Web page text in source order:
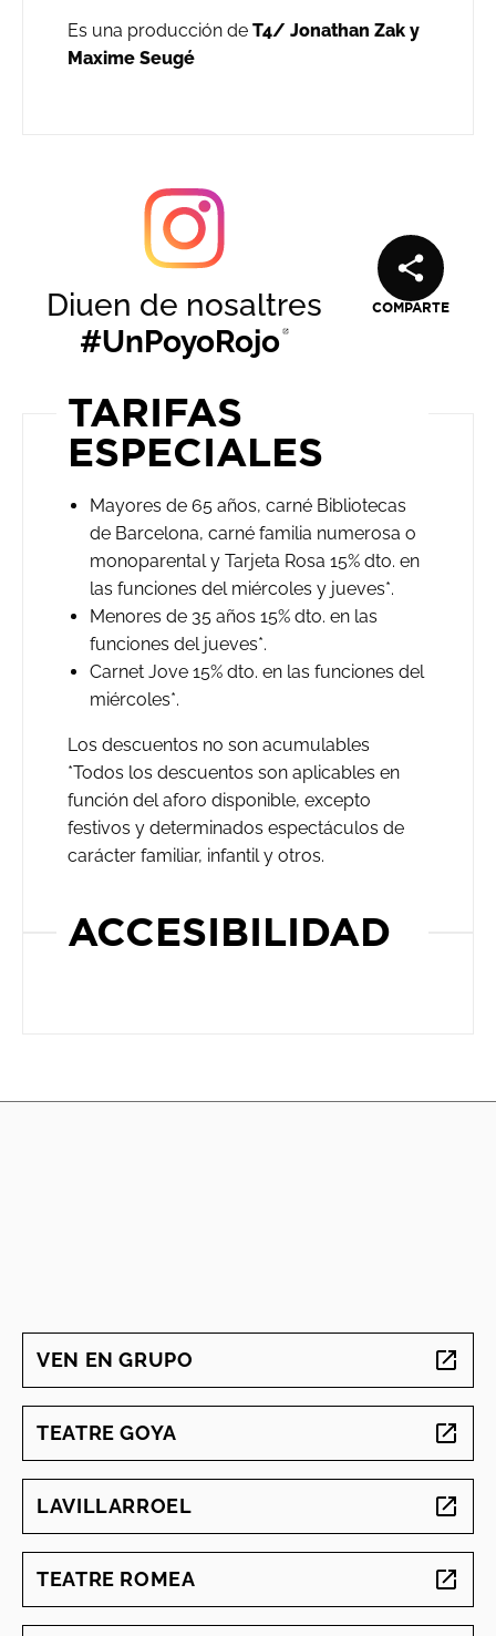
Es una producción de T4/ Jonathan Zak y
Maxime Seugé
Diuen de nosaltres
#UnPoyoRojo
COMPARTE
TARIFAS
ESPECIALES
Mayores de 65 años, carné Bibliotecas
de Barcelona, carné familia numerosa o
monoparental y Tarjeta Rosa 15% dto. en
las funciones del miércoles y jueves*.
Menores de 35 años 15% dto. en las
funciones del jueves*.
Carnet Jove 15% dto. en las funciones del
miércoles*.
Los descuentos no son acumulables
*Todos los descuentos son aplicables en
función del aforo disponible, excepto
festivos y determinados espectáculos de
carácter familiar, infantil y otros.
ACCESIBILIDAD
VEN EN GRUPO
TEATRE GOYA
LAVILLARROEL
TEATRE ROMEA